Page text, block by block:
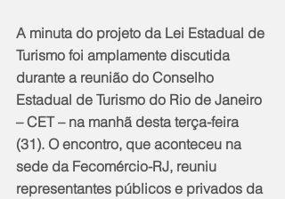
A minuta do projeto da Lei Estadual de
Turismo foi amplamente discutida
durante a reunião do Conselho
Estadual de Turismo do Rio de Janeiro
– CET – na manhã desta terça-feira
(31). O encontro, que aconteceu na
sede da Fecomércio-RJ, reuniu
representantes públicos e privados da